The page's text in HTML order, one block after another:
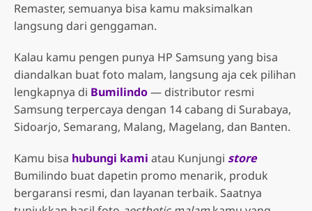
Remaster, semuanya bisa kamu maksimalkan
langsung dari genggaman.
Kalau kamu pengen punya HP Samsung yang bisa
diandalkan buat foto malam, langsung aja cek pilihan
lengkapnya di Bumilindo— distributor resmi
Samsung terpercaya dengan 14 cabang di Surabaya,
Sidoarjo, Semarang, Malang, Magelang, dan Banten.
Kamu bisa hubungi kami atau Kunjungi store
Bumilindo buat dapetin promo menarik, produk
bergaransi resmi, dan layanan terbaik. Saatnya